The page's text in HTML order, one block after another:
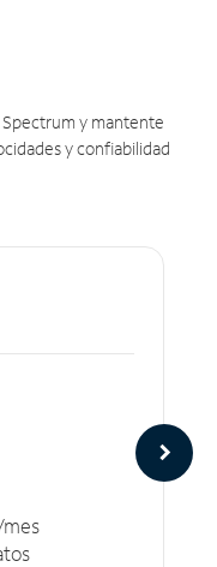
y mantente
y confiabilidad